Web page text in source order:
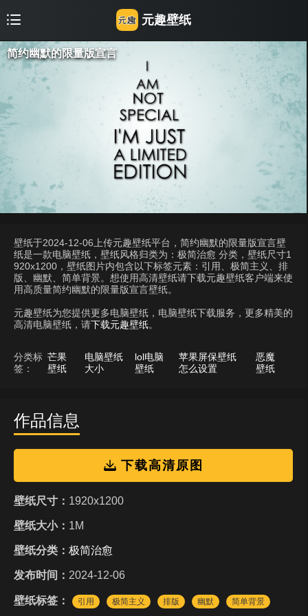
元趣壁纸
简约幽默的限量版宣言
壁纸于2024-12-06上传元趣壁纸平台，简约幽默的限量版宣言壁
纸是一款电脑壁纸，壁纸风格归类为：极简治愈 分类，壁纸尺寸1
920x1200，壁纸图片内包含以下标签元素：引用、极简主义、排
版、幽默、简单背景。想使用高清壁纸请下载元趣壁纸客户端来使
用高质量简约幽默的限量版宣言壁纸。
元趣壁纸为您提供更多电脑壁纸，电脑壁纸下载服务，更多精美的
高清电脑壁纸，请下载元趣壁纸。
分类标
签：
芒果
壁纸
电脑壁纸
大小
lol电脑
壁纸
苹果屏保壁纸
怎么设置
恶魔
壁纸
作品信息
下载高清原图
壁纸尺寸： 1920x1200
壁纸大小： 1M
壁纸分类： 极简治愈
发布时间： 2024-12-06
壁纸标签： 引用 极简主义 排版 幽默 简单背景